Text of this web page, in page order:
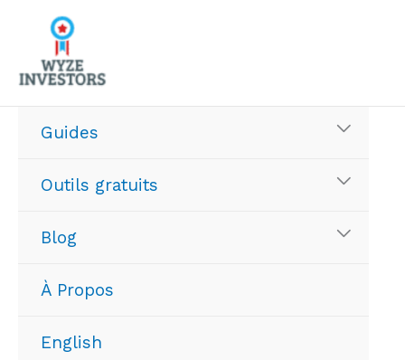
contenu
Guides
Outils gratuits
Blog
À Propos
English